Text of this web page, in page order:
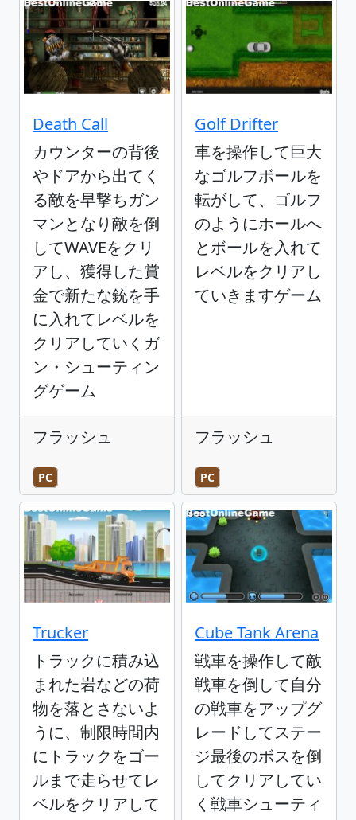
Death Call
カウンターの背後
やドアから出てく
る敵を早撃ちガン
マンとなり敵を倒
してWAVEをクリ
アし、獲得した賞
金で新たな銃を手
に入れてレベルを
クリアしていくガ
ン・シューティン
グゲーム
フラッシュ
PC
Golf Drifter
車を操作して巨大
なゴルフボールを
転がして、ゴルフ
のようにホールへ
とボールを入れて
レベルをクリアし
ていきますゲーム
フラッシュ
PC
Trucker
トラックに積み込
まれた岩などの荷
物を落とさないよ
うに、制限時間内
にトラックをゴー
ルまで走らせてレ
ベルをクリアして
Cube Tank Arena
戦車を操作して敵
戦車を倒して自分
の戦車をアップグ
レードしてステー
ジ最後のボスを倒
してクリアしてい
く戦車シューティ